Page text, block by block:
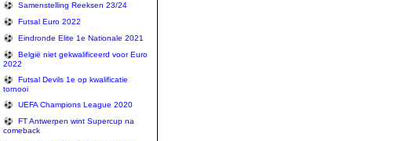
Samenstelling Reeksen 23/24
Futsal Euro 2022
Eindronde Elite 1e Nationale 2021
België niet gekwalificeerd voor Euro
2022
Futsal Devils 1e op kwalificatie
tornooi
UEFA Champions League 2020
FT Antwerpen wint Supercup na
comeback